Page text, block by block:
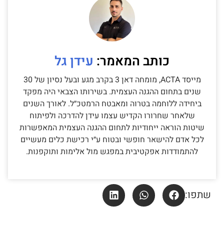
עידן גל
מייסד ACTA, מומחה דאן 3 בקרב מגע ובעל נסיון של 30
שנים בתחום ההגנה העצמית. בשירותו הצבאי היה מפקד
ביחידה ללוחמה בטרוה ומאבטח הרמטכ״ל. לאורך השנים
שלאחר שחרורו הקדיש עצמו עידן להדרכה ולפיתוח
שיטות הוראה ייחודיות לתחום ההגנה העצמית המאפשרות
לכל אדם להישאר חופשי ובטוח ע״י רכישת כלים מעשיים
להתמודדות אפקטיבית במפגש מול אלימות ותוקפנות.
שתפו: